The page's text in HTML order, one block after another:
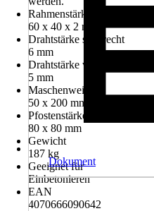
Rahmenstärke
60 x 40 x 2 mm
Drahtstärke senkrecht
6 mm
Drahtstärke waagerecht
5 mm
Maschenweite
50 x 200 mm
Pfostenstärke
80 x 80 mm
Gewicht
187 kg
Geeignet für
Einbetonieren
EAN
4070666090642
Dokument